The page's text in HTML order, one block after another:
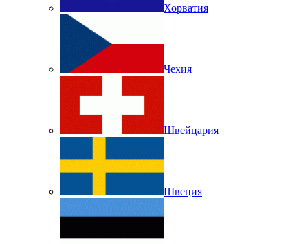
Хорватия
Чехия
Швейцария
Швеция